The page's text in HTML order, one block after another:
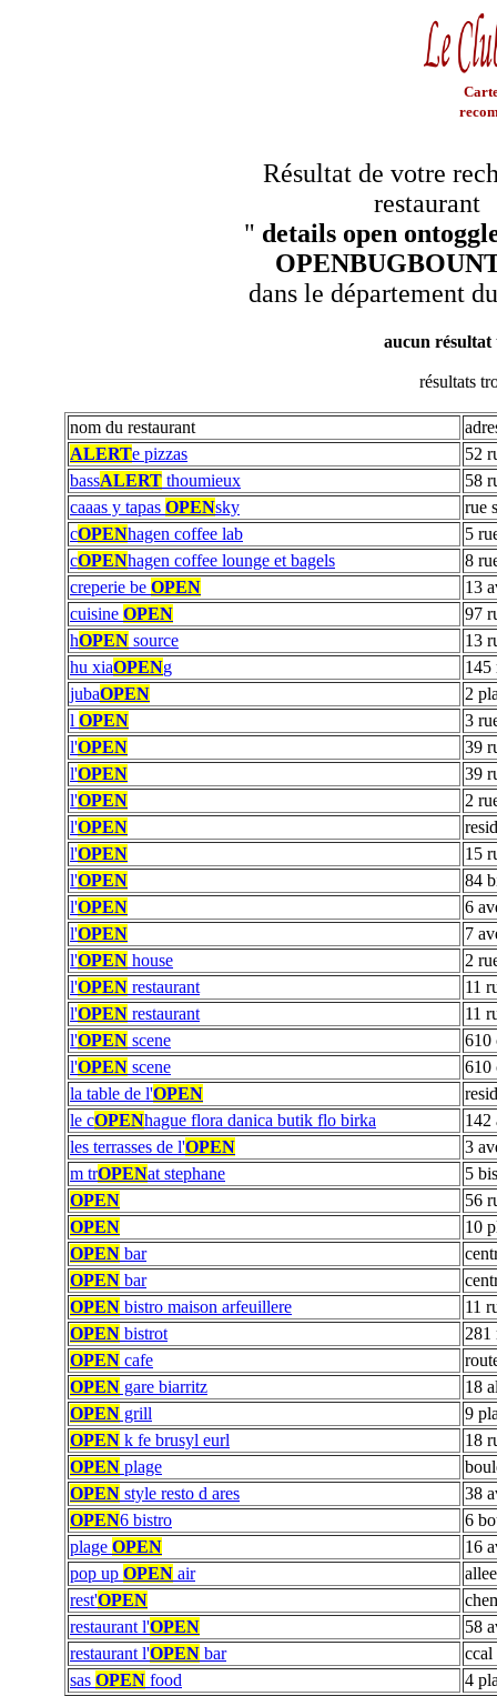
Résultat de votre
restaurant
" details open
dans le département
aucun
résultats
nom du restaurant
ALERTe pizzas
52
bassALERT thoumieux
58
caaas y tapas OPENsky
rue
cOPENhagen coffee lab
5
cOPENhagen coffee lounge et bagels
8
creperie be OPEN
13
cuisine OPEN
97
hOPEN source
13
hu xiaOPENg
145
jubaOPEN
2
l OPEN
3
l'OPEN
39
l'OPEN
39
l'OPEN
2
l'OPEN
l'OPEN
15
l'OPEN
84
l'OPEN
6
l'OPEN
7
l'OPEN house
2
l'OPEN restaurant
11
l'OPEN restaurant
11
l'OPEN scene
610
l'OPEN scene
610
la table de l'OPEN
le cOPENhague flora danica butik flo birka
142
les terrasses de l'OPEN
3
m trOPENat stephane
5
OPEN
56
OPEN
10
OPEN bar
OPEN bar
OPEN bistro maison arfeuillere
11
OPEN bistrot
281
OPEN cafe
OPEN gare biarritz
18
OPEN grill
9
OPEN k fe brusyl eurl
18
OPEN plage
OPEN style resto d ares
38
OPEN6 bistro
6
plage OPEN
16
pop up OPEN air
rest'OPEN
restaurant l'OPEN
58
restaurant l'OPEN bar
ccal
sas OPEN food 4